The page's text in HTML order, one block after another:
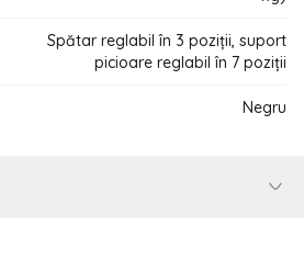
Spătar reglabil în 3 poziții, suport
picioare reglabil în 7 poziții
Negru